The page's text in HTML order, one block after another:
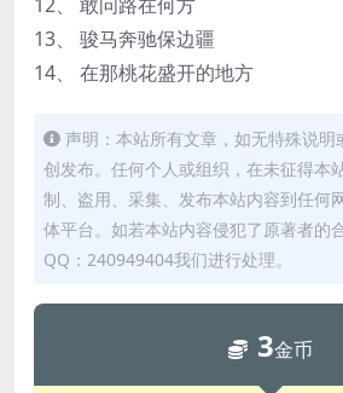
13、 骏马奔驰保边疆
14、 在那桃花盛开的地方
声明：本站所有文章，如无特殊说
创发布。任何个人或组织，在未征得本
制、盗用、采集、发布本站内容到任何
体平台。如若本站内容侵犯了原著者的
QQ：240949404我们进行处理。
3金币